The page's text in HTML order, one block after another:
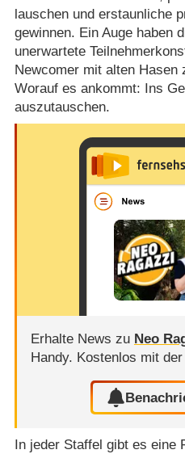
lauschen und erstaunliche
gewinnen. Ein Auge haben
unerwartete
Newcomer mit alten Hasen
Worauf es ankommt: Ins
auszutauschen.
Erhalte News zu Neo
Handy. Kostenlos mit der
In jeder Staffel gibt es eine